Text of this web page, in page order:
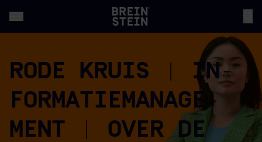
RODE KRUIS | IN­
FOR­MA­TIEMA­NA­GE­
MENT | OVER DE